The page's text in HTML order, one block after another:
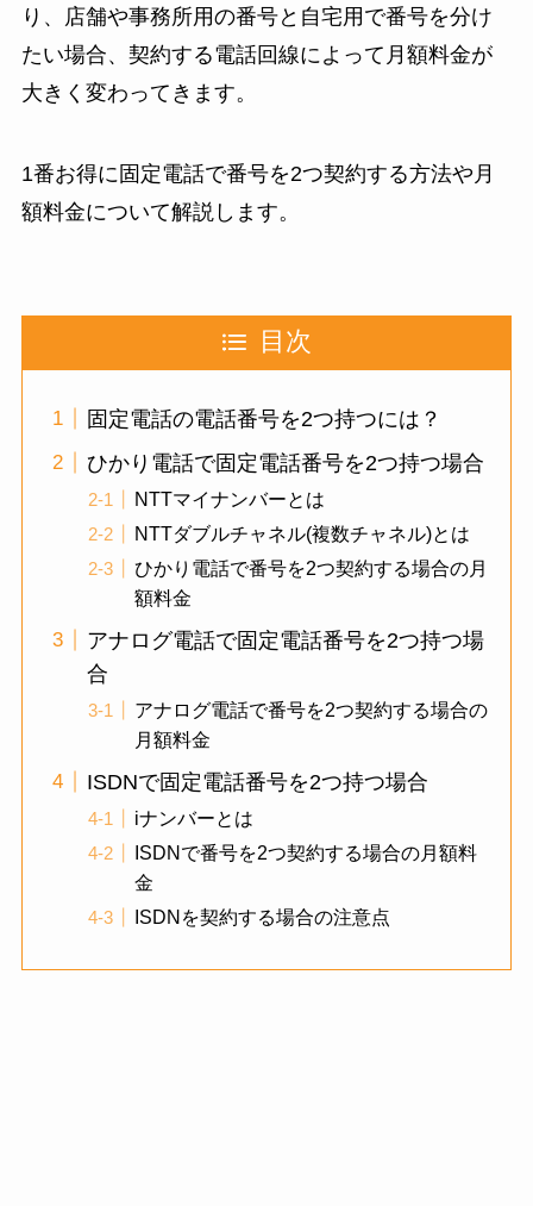
り、店舗や事務所用の番号と自宅用で番号を分け
たい場合、契約する電話回線によって月額料金が
大きく変わってきます。
1番お得に固定電話で番号を2つ契約する方法や月
額料金について解説します。
目次
固定電話の電話番号を2つ持つには？
ひかり電話で固定電話番号を2つ持つ場合
NTTマイナンバーとは
NTTダブルチャネル(複数チャネル)とは
ひかり電話で番号を2つ契約する場合の月
額料金
アナログ電話で固定電話番号を2つ持つ場
合
アナログ電話で番号を2つ契約する場合の
月額料金
ISDNで固定電話番号を2つ持つ場合
iナンバーとは
ISDNで番号を2つ契約する場合の月額料
金
ISDNを契約する場合の注意点